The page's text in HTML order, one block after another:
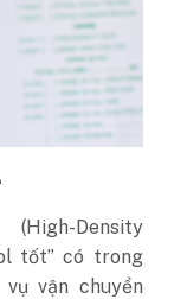
Density
tốt” có trong
vận chuyển